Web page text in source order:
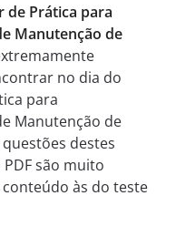
de Prática para
Manutenção de
no dia do
para
Manutenção de
destes
são muito
às do teste